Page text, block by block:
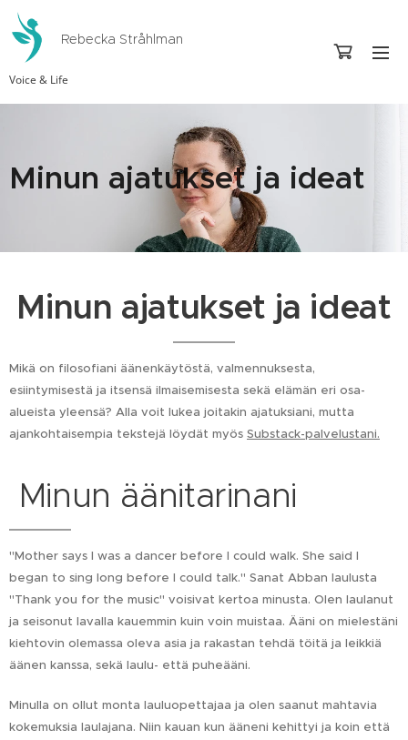
Rebecka Stråhlman
Voice & Life
Minun ajatukset ja ideat
Minun ajatukset ja ideat
Mikä on filosofiani äänenkäytöstä, valmennuksesta,
esiintymisestä ja itsensä ilmaisemisesta sekä elämän eri osa-
alueista yleensä? Alla voit lukea joitakin ajatuksiani, mutta
ajankohtaisempia tekstejä löydät myös Substack-palvelustani.
Minun äänitarinani
"Mother says I was a dancer before I could walk. She said I
began to sing long before I could talk." Sanat Abban laulusta
"Thank you for the music" voisivat kertoa minusta. Olen laulanut
ja seisonut lavalla kauemmin kuin voin muistaa. Ääni on mielestäni
kiehtovin olemassa oleva asia ja rakastan tehdä töitä ja leikkiä
äänen kanssa, sekä laulu- että puheääni.
Minulla on ollut monta lauluopettajaa ja olen saanut mahtavia
kokemuksia laulajana. Niin kauan kun ääneni kehittyi ja koin että